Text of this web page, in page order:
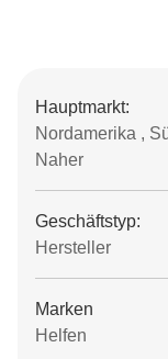
Hauptmarkt:
Nordamerika ,
Naher
Geschäftstyp:
Hersteller
Marken
Helfen